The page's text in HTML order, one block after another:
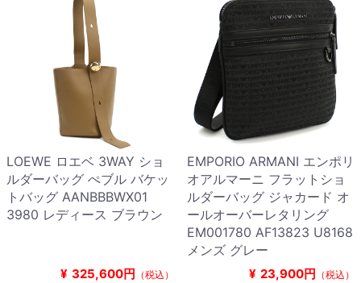
LOEWE ロエベ 3WAY ショ
ルダーバッグ ぺブル バケッ
トバッグ AANBBBWX01
3980 レディース ブラウン
¥ 325,600円 （税込）
EMPORIO ARMANI エンポリ
オアルマーニ フラットショ
ルダーバッグ ジャカード オ
ールオーバーレタリング
EM001780 AF13823 U8168
メンズ グレー
¥ 23,900円 （税込）